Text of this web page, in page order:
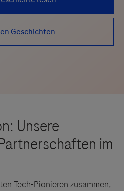
Tech-Pionieren zusammen,